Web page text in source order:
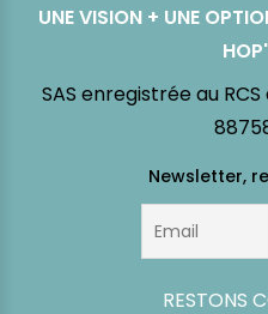
UNE VISION + UNE
SAS enregistrée au
RESTONS